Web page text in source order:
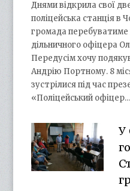
Днями відкрила свої
поліцейська станція в
громада перебуватиме
дільничного офіцера
Передусім хочу
Андрію Портному. 8
зустрілися під час
«Поліцейський офіцер…
У